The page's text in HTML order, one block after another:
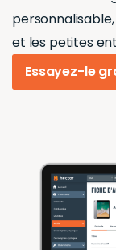
et les petites
Essayez-le